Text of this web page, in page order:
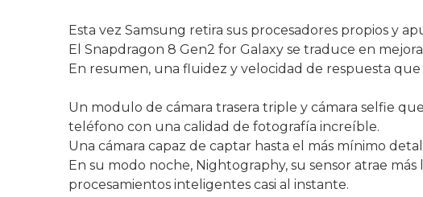
Esta vez Samsung retira sus procesadores propios y
El Snapdragon 8 Gen2 for Galaxy se traduce en
En resumen, una fluidez y velocidad de respuesta que
Un modulo de cámara trasera triple y cámara selfie
teléfono con una calidad de fotografía increíble.
Una cámara capaz de captar hasta el más mínimo
En su modo noche, Nightography, su sensor atrae
procesamientos inteligentes casi al instante.